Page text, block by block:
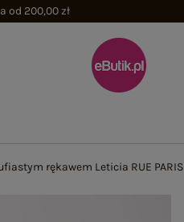
od 200,00 zł
rękawem Leticia RUE PARIS